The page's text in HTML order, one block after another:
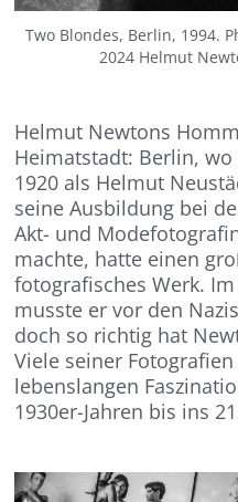
Two Blondes, Berlin, 1994.
2024 Helmut
Helmut Newtons
Heimatstadt: Berlin,
1920 als Helmut
seine Ausbildung bei
Akt- und
machte, hatte einen
fotografisches Werk.
musste er vor den
doch so richtig hat
Viele seiner
lebenslangen
1930er-Jahren bis ins